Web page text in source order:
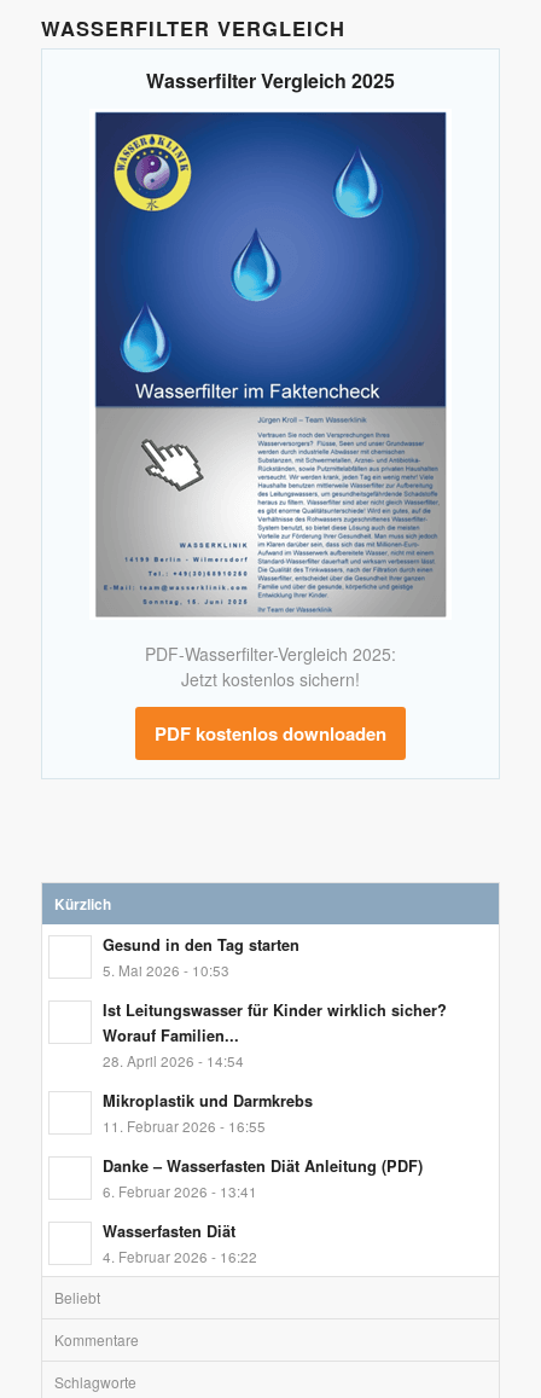
WASSERFILTER VERGLEICH
Wasserfilter Vergleich 2025
PDF-Wasserfilter-Vergleich 2025:
Jetzt kostenlos sichern!
PDF kostenlos downloaden
Kürzlich
Gesund in den Tag starten
5. Mai 2026 - 10:53
Ist Leitungswasser für Kinder wirklich sicher?
Worauf Familien...
28. April 2026 - 14:54
Mikroplastik und Darmkrebs
11. Februar 2026 - 16:55
Danke – Wasserfasten Diät Anleitung (PDF)
6. Februar 2026 - 13:41
Wasserfasten Diät
4. Februar 2026 - 16:22
Beliebt
Kommentare
Schlagworte